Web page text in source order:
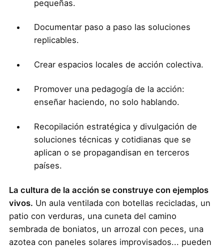
pequeñas.
Documentar paso a paso las soluciones
replicables.
Crear espacios locales de acción colectiva.
Promover una pedagogía de la acción:
enseñar haciendo, no solo hablando.
Recopilación estratégica y divulgación de
soluciones técnicas y cotidianas que se
aplican o se propagandisan en terceros
países.
La cultura de la acción se construye con ejemplos
vivos. Un aula ventilada con botellas recicladas, un
patio con verduras, una cuneta del camino
sembrada de boniatos, un arrozal con peces, una
azotea con paneles solares improvisados... pueden